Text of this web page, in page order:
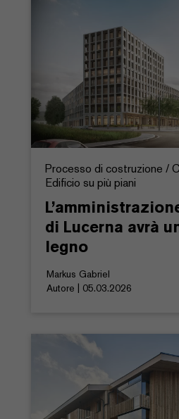
Processo di costruzione /
Edificio su più piani
di Lucerna avrà
legno
Markus Gabriel
Autore | 05.03.2026